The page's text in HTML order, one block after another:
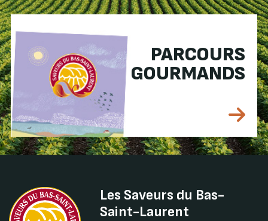
PARCOURS
GOURMANDS
Les Saveurs du Bas-
Saint-Laurent